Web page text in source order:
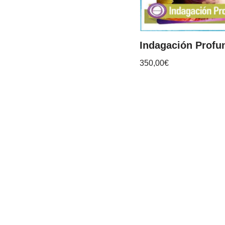
Indagación
350,00€